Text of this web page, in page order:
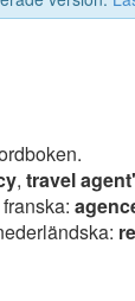
, travel
franska: